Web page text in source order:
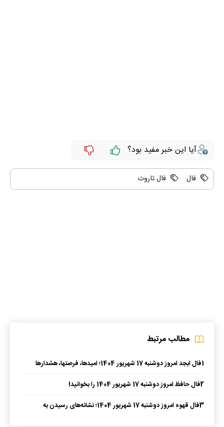
آیا این خبر مفید بود؟
فال فال تاروت
مطالب مرتبط
1فال ابجد امروز دوشنبه 17 شهریور 1404؛ امیدها، فرصتها، هشدارها
2فال حافظ امروز دوشنبه 17 شهریور 1404 را بخوانید!
3
فال قهوه امروز دوشنبه 17 شهریور 1404؛ نشانه‌های رسیدن به